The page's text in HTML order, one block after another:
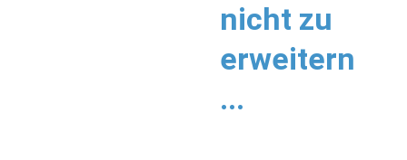
nicht zu
erweitern
...